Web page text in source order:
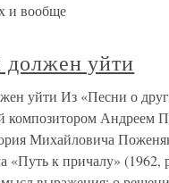
и вообще
должен уйти
уйти Из «Песни о
композитором Андреем
Михайловича
«Путь к причалу» (1962,